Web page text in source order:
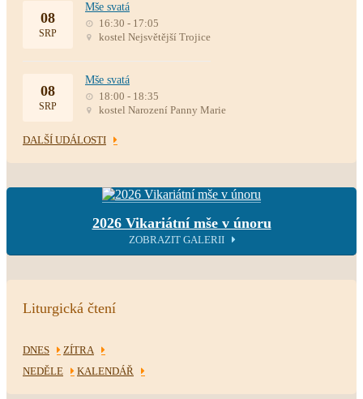
08
SRP
Mše svatá
16:30 - 17:05
kostel Nejsvětější Trojice
08
SRP
Mše svatá
18:00 - 18:35
kostel Narození Panny Marie
DALŠÍ UDÁLOSTI
2026 Vikariátní mše v únoru
ZOBRAZIT GALERII
Liturgická čtení
DNES
ZÍTRA
NEDĚLE
KALENDÁŘ